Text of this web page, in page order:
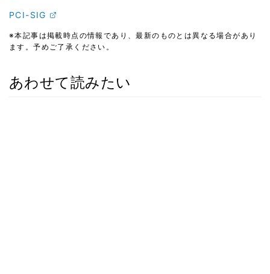
PCI-SIG
※本記事は掲載時点の情報であり、最新のものとは異なる場合があり
ます。予めご了承ください。
あわせて読みたい